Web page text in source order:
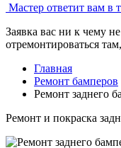
Мастер ответит вам в
Заявка вас ни к чему
отремонтироваться
Главная
Ремонт бамперов
Ремонт заднего
Ремонт и покраска